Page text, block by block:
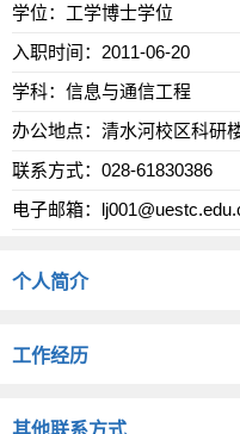
学位：工学博士学位
入职时间：2011-06-20
学科：信息与通信工程
办公地点：清水河校区科研
联系方式： 028-61830386
电子邮箱：
个人简介
工作经历
其他联系方式